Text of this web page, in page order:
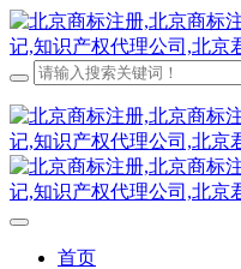
首页